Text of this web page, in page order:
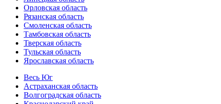
Орловская область
Рязанская область
Смоленская область
Тамбовская область
Тверская область
Тульская область
Ярославская область
Весь Юг
Астраханская область
Волгоградская область